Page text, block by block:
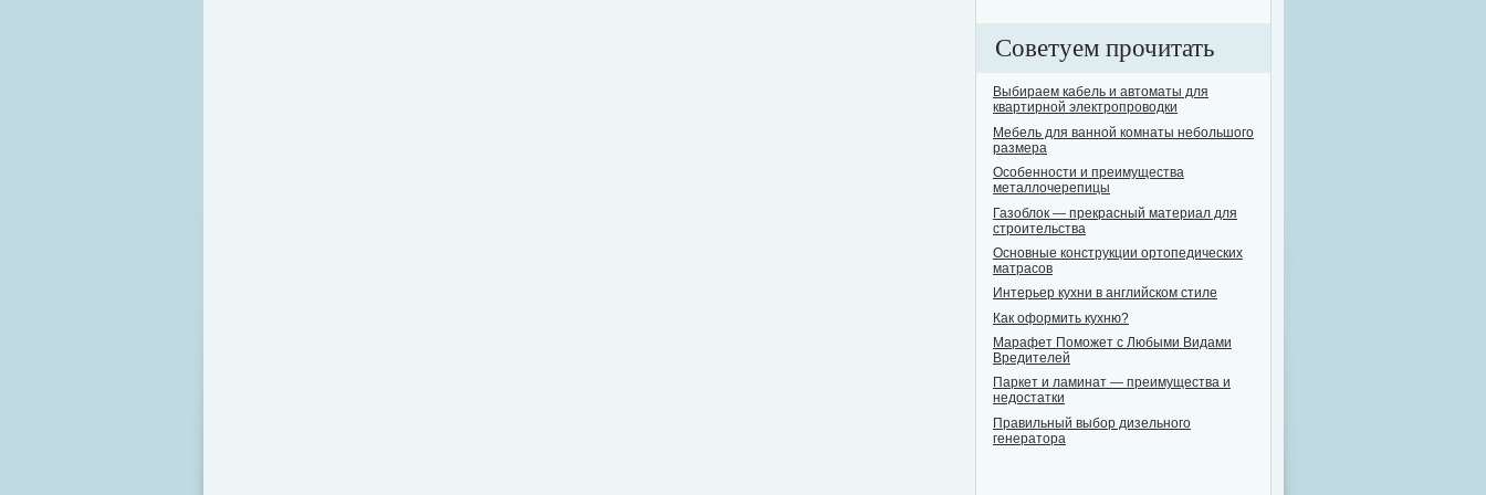
Советуем прочитать
Выбираем кабель и автоматы для
квартирной электропроводки
Мебель для ванной комнаты небольшого
размера
Особенности и преимущества
металлочерепицы
Газоблок — прекрасный материал для
строительства
Основные конструкции ортопедических
матрасов
Интерьер кухни в английском стиле
Как оформить кухню?
Марафет Поможет с Любыми Видами
Вредителей
Паркет и ламинат — преимущества и
недостатки
Правильный выбор дизельного
генератора